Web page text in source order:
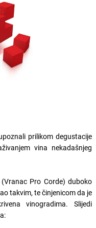
prilikom degustacije
vina nekadašnjeg
Pro Corde) duboko
takvim, te činjenicom da je
vinogradima. Slijedi